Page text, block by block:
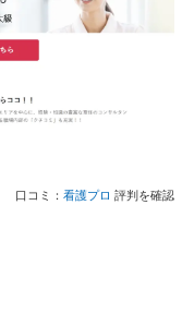
口コミ： 看護プロ 評判を確認